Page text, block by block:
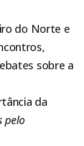
do Norte e
sobre a
da
pelo